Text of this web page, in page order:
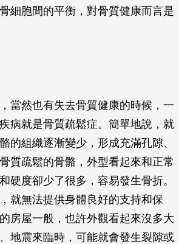
細胞間的平衡，對骨質健康而言是
當然也有失去骨質健康的時候，一
病就是骨質疏鬆症。簡單地說，就
的組織逐漸變少，形成充滿孔隙、
質疏鬆的骨骼，外型看起來和正常
硬度卻少了很多，容易發生骨折。
就無法提供身體良好的支持和保
房屋一般，也許外觀看起來沒多大
地震來臨時，可能就會發生裂隙或